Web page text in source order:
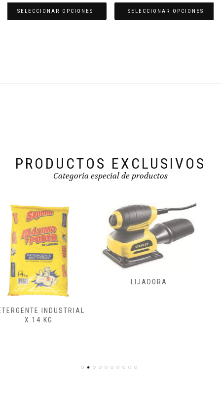
SELECCIONAR OPCIONES SELECCIONAR OPCIONES
PRODUCTOS EXCLUSIVOS
Categoría especial de productos
LIJADORA
FRESADORAS,